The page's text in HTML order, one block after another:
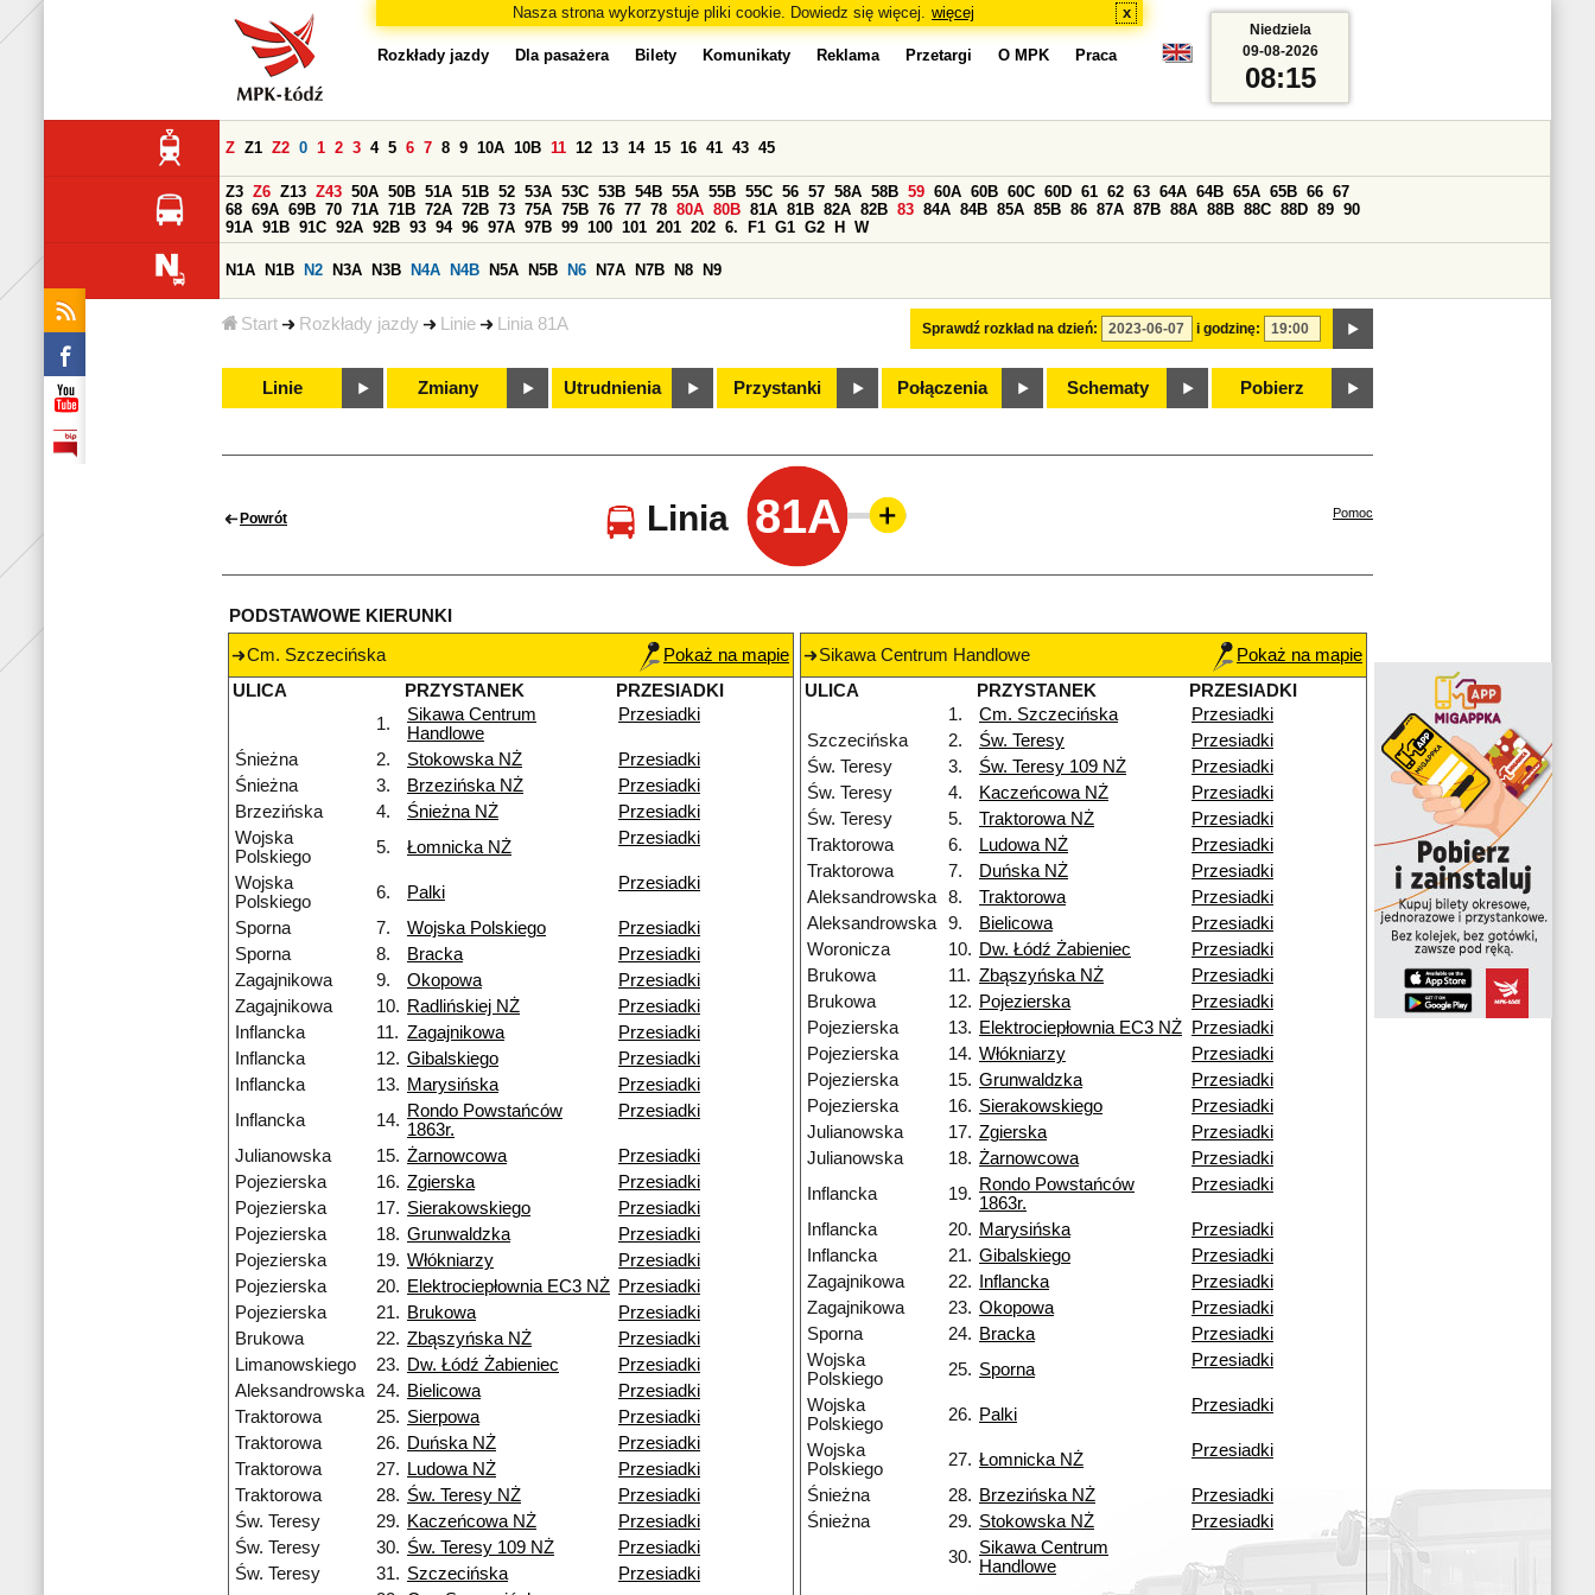
Nasza strona wykorzystuje pliki cookie. Dowiedz się więcej. więcej x
Start Rozkłady jazdy Linie Linia 81A
Rozkłady jazdy Dla pasażera Bilety Komunikaty Reklama Przetargi O MPK Praca
Sprawdź rozkład na dzień: i godzinę:
Z Z1 Z2 0 1 2 3 4 5 6 7 8 9 10A 10B 11 12 13 14 15 16 41 43 45
Z3 Z6 Z13 Z43 50A 50B 51A 51B 52 53A 53C 53B 54B 55A 55B 55C 56 57 58A 58B 59 60A 60B 60C 60D 61 62 63 64A 64B 65A 65B 66 67
68 69A 69B 70 71A 71B 72A 72B 73 75A 75B 76 77 78 80A 80B 81A 81B 82A 82B 83 84A 84B 85A 85B 86 87A 87B 88A 88B 88C 88D 89 90
91A 91B 91C 92A 92B 93 94 96 97A 97B 99 100 101 201 202 6. F1 G1 G2 H W
N1A N1B N2 N3A N3B N4A N4B N5A N5B N6 N7A N7B N8 N9
Linie Zmiany Utrudnienia Przystanki Połączenia Schematy Pobierz
Niedziela
09-08-2026
08:15
Powrót Linia 81A Pomoc
PODSTAWOWE KIERUNKI
Cm. Szczecińska
Pokaż na mapie
ULICA
PRZYSTANEK
PRZESIADKI
1.
Sikawa Centrum
Handlowe
Przesiadki
Śnieżna 2. Stokowska NŻ
Przesiadki
Śnieżna
3. Brzezińska NŻ
Przesiadki
Brzezińska
4. Śnieżna NŻ
Przesiadki
Wojska
Polskiego
5. Łomnicka NŻ Przesiadki
Wojska
Polskiego
6. Palki Przesiadki
Sporna 7. Wojska Polskiego
Przesiadki
Sporna
8. Bracka
Przesiadki
Zagajnikowa
9. Okopowa
Przesiadki
Zagajnikowa
10. Radlińskiej NŻ
Przesiadki
Inflancka
11. Zagajnikowa
Przesiadki
Inflancka
12. Gibalskiego
Przesiadki
Inflancka
13. Marysińska
Przesiadki
Inflancka
14. Rondo Powstańców
1863r.
Przesiadki
Julianowska 15. Żarnowcowa
Przesiadki
Pojezierska
16. Zgierska
Przesiadki
Pojezierska
17. Sierakowskiego
Przesiadki
Pojezierska
18. Grunwaldzka
Przesiadki
Pojezierska
19. Włókniarzy
Przesiadki
Pojezierska
20. Elektrociepłownia EC3 NŻ Przesiadki
Pojezierska
21. Brukowa
Przesiadki
Brukowa
22. Zbąszyńska NŻ
Przesiadki
Limanowskiego
23. Dw. Łódź Żabieniec
Przesiadki
Aleksandrowska
24. Bielicowa
Przesiadki
Traktorowa
25. Sierpowa
Przesiadki
Traktorowa
26. Duńska NŻ
Przesiadki
Traktorowa
27. Ludowa NŻ
Przesiadki
Traktorowa
28. Św. Teresy NŻ
Przesiadki
Św. Teresy
29. Kaczeńcowa NŻ
Przesiadki
Św. Teresy
30. Św. Teresy 109 NŻ
Przesiadki
Św. Teresy
31. Szczecińska
Przesiadki
Sikawa Centrum Handlowe
Pokaż na mapie
ULICA
PRZYSTANEK
PRZESIADKI
1.
Cm. Szczecińska
Przesiadki
Szczecińska
2. Św. Teresy
Przesiadki
Św. Teresy
3. Św. Teresy 109 NŻ
Przesiadki
Św. Teresy
4. Kaczeńcowa NŻ
Przesiadki
Św. Teresy
5. Traktorowa NŻ
Przesiadki
Traktorowa
6. Ludowa NŻ
Przesiadki
Traktorowa
7. Duńska NŻ
Przesiadki
Aleksandrowska
8. Traktorowa
Przesiadki
Aleksandrowska
9. Bielicowa
Przesiadki
Woronicza
10. Dw. Łódź Żabieniec
Przesiadki
Brukowa
11. Zbąszyńska NŻ
Przesiadki
Brukowa
12. Pojezierska
Przesiadki
Pojezierska
13. Elektrociepłownia EC3 NŻ
Przesiadki
Pojezierska
14. Włókniarzy
Przesiadki
Pojezierska
15. Grunwaldzka
Przesiadki
Pojezierska
16. Sierakowskiego
Przesiadki
Julianowska
17. Zgierska
Przesiadki
Julianowska
18. Żarnowcowa
Przesiadki
Inflancka
19. Rondo Powstańców
1863r.
Przesiadki
Inflancka 20. Marysińska
Przesiadki
Inflancka
21. Gibalskiego
Przesiadki
Zagajnikowa
22. Inflancka
Przesiadki
Zagajnikowa
23. Okopowa
Przesiadki
Sporna
24. Bracka
Przesiadki
Wojska
Polskiego
25. Sporna Przesiadki
Wojska
Polskiego
26. Palki Przesiadki
Wojska
Polskiego
27. Łomnicka NŻ Przesiadki
Śnieżna 28. Brzezińska NŻ
Przesiadki
Śnieżna
29. Stokowska NŻ
Przesiadki
30. Sikawa Centrum
Handlowe